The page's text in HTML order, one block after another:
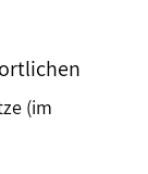
(im